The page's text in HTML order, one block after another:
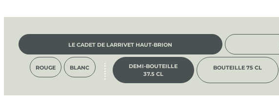
LE CADET DE LARRIVET HAUT-BRION
ROUGE BLANC
DEMI-BOUTEILLE
37.5 CL
BOUTEILLE 75 CL